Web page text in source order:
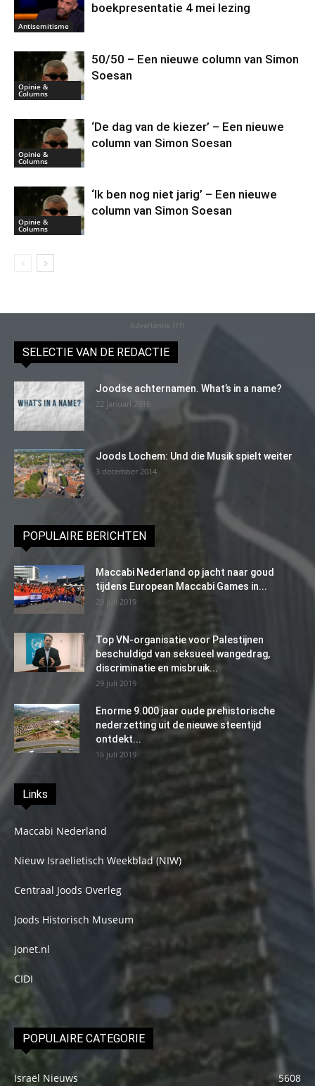
Antisemitisme
boekpresentatie 4 mei lezing
Opinie &
Columns
50/50 – Een nieuwe column van Simon
Soesan
Opinie &
Columns
‘De dag van de kiezer’ – Een nieuwe
column van Simon Soesan
Opinie &
Columns
‘Ik ben nog niet jarig’ – Een nieuwe
column van Simon Soesan
Advertentie (11)
SELECTIE VAN DE REDACTIE
Joodse achternamen. What’s in a name?
22 januari 2016
Joods Lochem: Und die Musik spielt weiter
3 december 2014
POPULAIRE BERICHTEN
Maccabi Nederland op jacht naar goud
tijdens European Maccabi Games in...
29 juli 2019
Top VN-organisatie voor Palestijnen
beschuldigd van seksueel wangedrag,
discriminatie en misbruik...
29 juli 2019
Enorme 9.000 jaar oude prehistorische
nederzetting uit de nieuwe steentijd
ontdekt...
16 juli 2019
Links
Maccabi Nederland
Nieuw Israelietisch Weekblad (NIW)
Centraal Joods Overleg
Joods Historisch Museum
Jonet.nl
CIDI
POPULAIRE CATEGORIE
Israël Nieuws
5608